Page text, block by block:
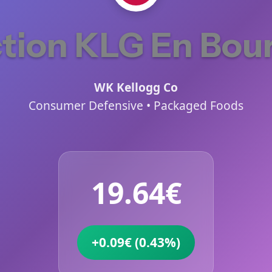
KLG En
WK Kellogg Co
Consumer Defensive • Packaged Foods
19.64€
+0.09€ (0.43%)